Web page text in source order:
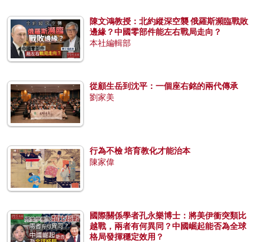
陳文鴻教授：北約縱深空襲 俄羅斯瀕臨戰敗
邊緣？中國零部件能左右戰局走向？
本社編輯部
從顧生岳到沈平：一個座右銘的兩代傳承
劉家美
行為不檢 培育教化才能治本
陳家偉
國際關係學者孔永樂博士：將美伊衝突類比
越戰，兩者有何異同？中國崛起能否為全球
格局發揮穩定效用？